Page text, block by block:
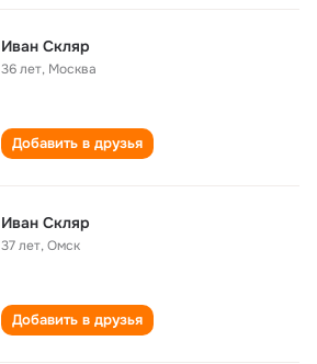
Иван Скляр
36 лет, Москва
Добавить в друзья
Иван Скляр
37 лет,Омск
Добавить в друзья